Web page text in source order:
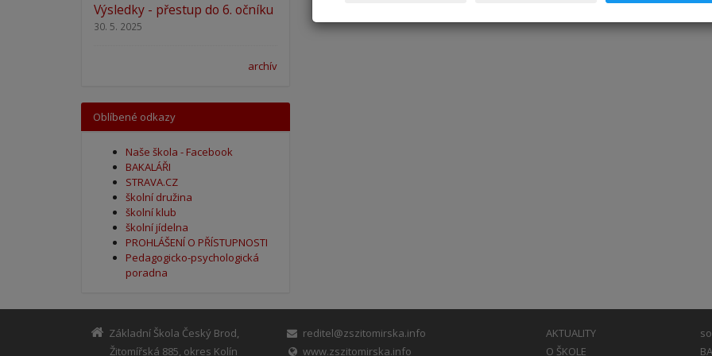
Výsledky - přestup do 6. očníku
30. 5. 2025
archív
Oblíbené odkazy
Naše škola - Facebook
BAKALÁŘI
STRAVA.CZ
školní družina
školní klub
školní jídelna
PROHLÁŠENÍ O PŘÍSTUPNOSTI
Pedagogicko-psychologická
poradna
Základní Škola Český Brod,
Žitomířská 885, okres Kolín
reditel@zszitomirska.info
www.zszitomirska.info
AKTUALITY
O ŠKOLE